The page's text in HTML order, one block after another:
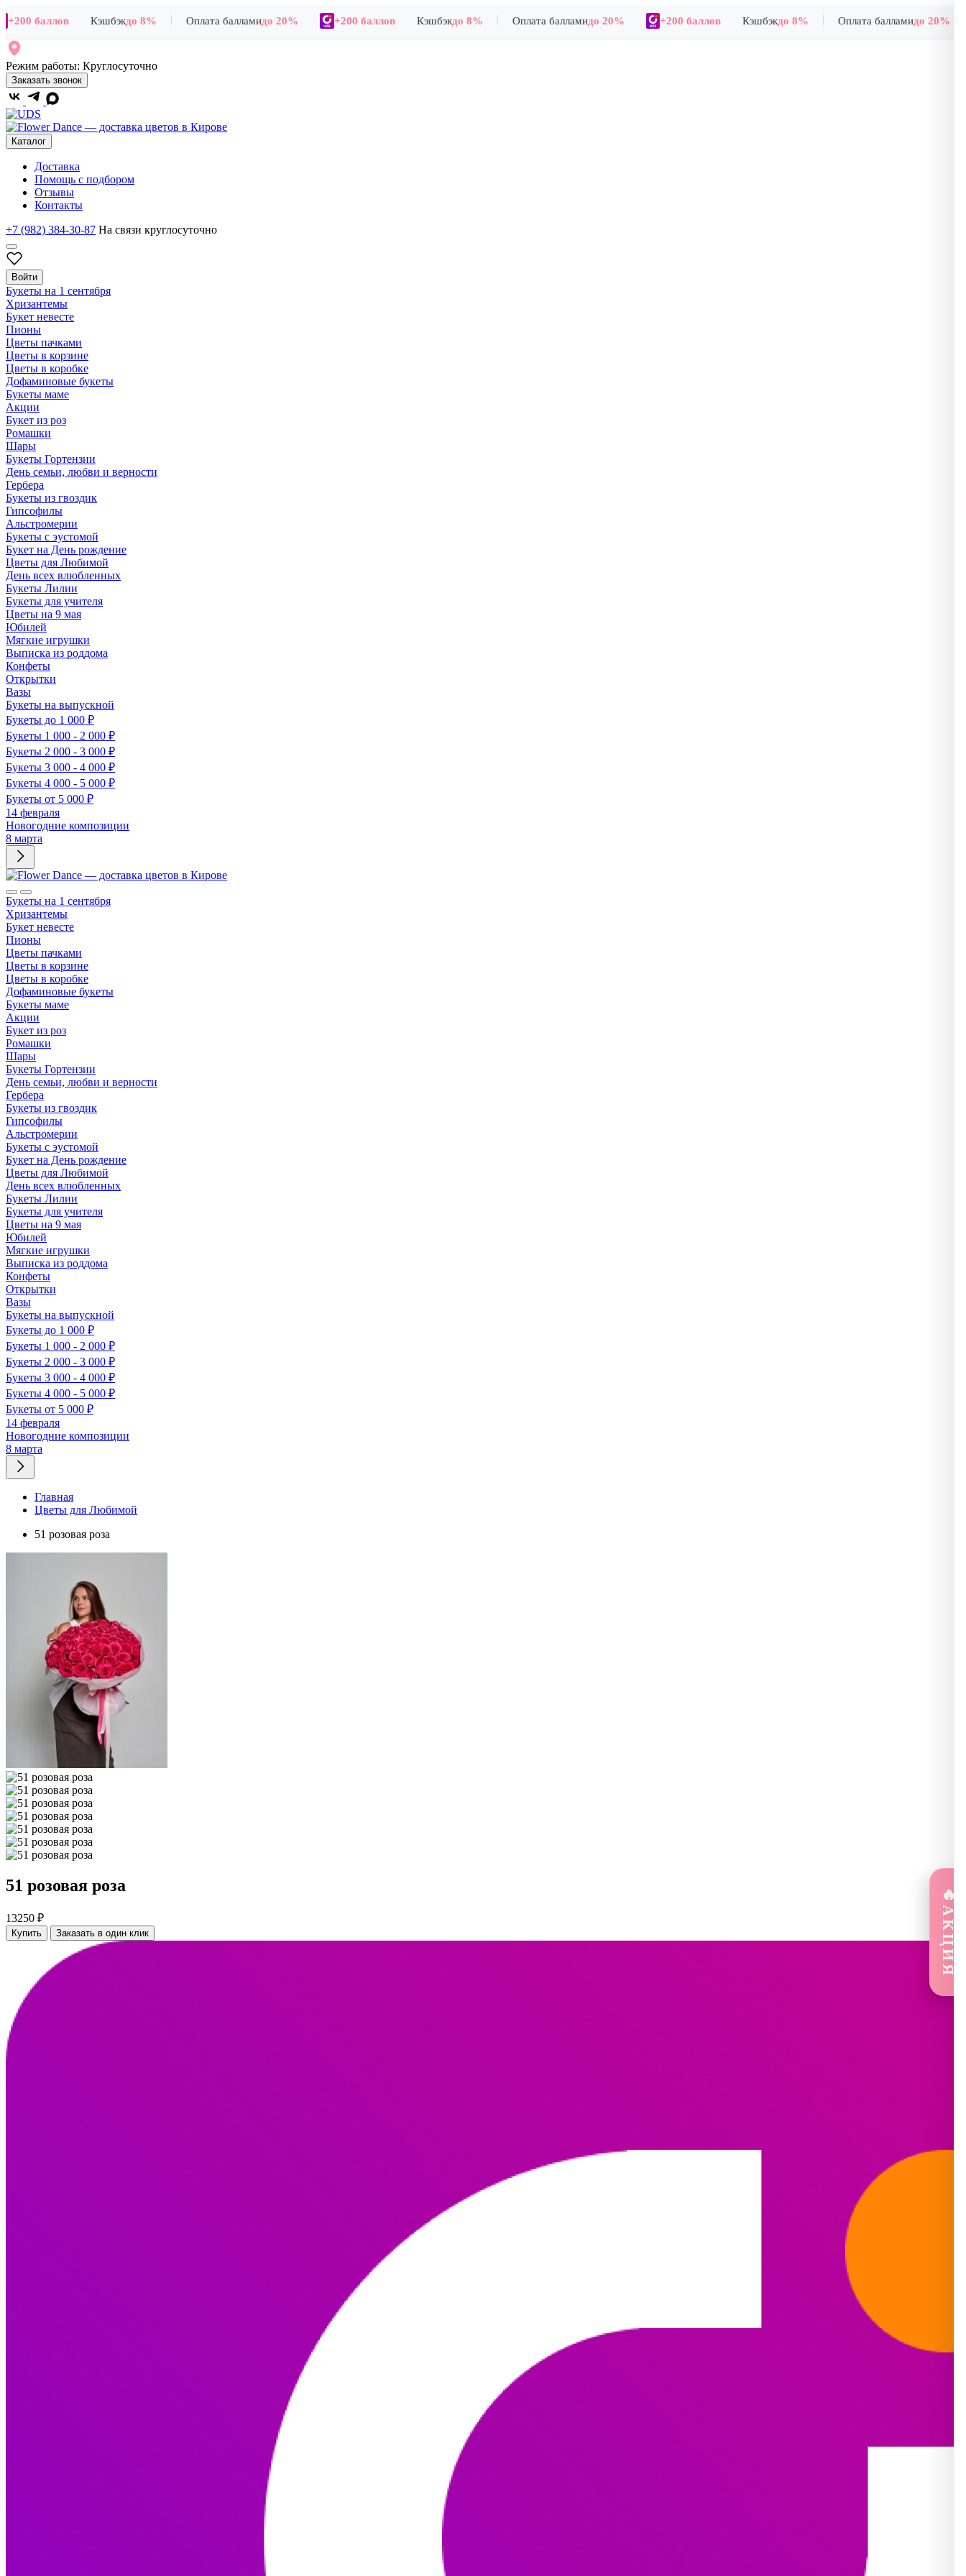
+200 баллов Кэшбэкдо 8% Оплата балламидо 20% +200 баллов Кэшбэкдо 8% Оплата балламидо 20% +200 баллов Кэшбэкдо 8% Оплата балламидо 20%
Режим работы: Круглосуточно
Заказать звонок
Каталог
Доставка
Помощь с подбором
Отзывы
Контакты
+7 (982) 384-30-87 На связи круглосуточно
Войти
Букеты на 1 сентября
Хризантемы
Букет невесте
Пионы
Цветы пачками
Цветы в корзине
Цветы в коробке
Дофаминовые букеты
Букеты маме
Акции
Букет из роз
Ромашки
Шары
Букеты Гортензии
День семьи, любви и верности
Гербера
Букеты из гвоздик
Гипсофилы
Альстромерии
Букеты с эустомой
Букет на День рождение
Цветы для Любимой
День всех влюбленных
Букеты Лилии
Букеты для учителя
Цветы на 9 мая
Юбилей
Мягкие игрушки
Выписка из роддома
Конфеты
Открытки
Вазы
Букеты на выпускной
Букеты до 1 000 ₽
Букеты 1 000 - 2 000 ₽
Букеты 2 000 - 3 000 ₽
Букеты 3 000 - 4 000 ₽
Букеты 4 000 - 5 000 ₽
Букеты от 5 000 ₽
14 февраля
Новогодние композиции
8 марта
Букеты на 1 сентября
Хризантемы
Букет невесте
Пионы
Цветы пачками
Цветы в корзине
Цветы в коробке
Дофаминовые букеты
Букеты маме
Акции
Букет из роз
Ромашки
Шары
Букеты Гортензии
День семьи, любви и верности
Гербера
Букеты из гвоздик
Гипсофилы
Альстромерии
Букеты с эустомой
Букет на День рождение
Цветы для Любимой
День всех влюбленных
Букеты Лилии
Букеты для учителя
Цветы на 9 мая
Юбилей
Мягкие игрушки
Выписка из роддома
Конфеты
Открытки
Вазы
Букеты на выпускной
Букеты до 1 000 ₽
Букеты 1 000 - 2 000 ₽
Букеты 2 000 - 3 000 ₽
Букеты 3 000 - 4 000 ₽
Букеты 4 000 - 5 000 ₽
Букеты от 5 000 ₽
14 февраля
Новогодние композиции
8 марта
Главная
Цветы для Любимой
51 розовая роза
51 розовая роза
13250 ₽
Купить Заказать в один клик 🔥АКЦИЯ